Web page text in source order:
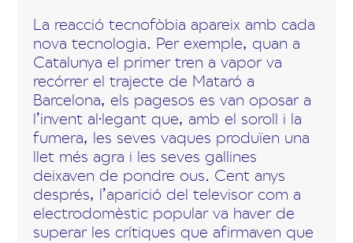
La reacció tecnofòbia apareix amb cada
nova tecnologia. Per exemple, quan a
Catalunya el primer tren a vapor va
recórrer el trajecte de Mataró a
Barcelona, els pagesos es van oposar a
l’invent al·legant que, amb el soroll i la
fumera, les seves vaques produïen una
llet més agra i les seves gallines
deixaven de pondre ous. Cent anys
després, l’aparició del televisor com a
electrodomèstic popular va haver de
superar les crítiques que afirmaven que